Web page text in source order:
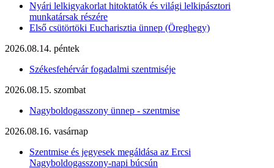
Nyári lelkigyakorlat hitoktatók és világi lelkipásztori
munkatársak részére
Első csütörtöki Eucharisztia ünnep (Öreghegy)
2026.08.14. péntek
Székesfehérvár fogadalmi szentmiséje
2026.08.15. szombat
Nagyboldogasszony ünnep - szentmise
2026.08.16. vasárnap
Szentmise és jegyesek megáldása az Ercsi
Nagyboldogasszony-napi búcsún